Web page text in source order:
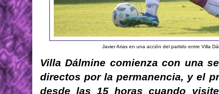
Javier Arias en una acción del partido entre Villa
Villa Dálmine comienza con una
directos por la permanencia, y el
desde las 15 horas cuando